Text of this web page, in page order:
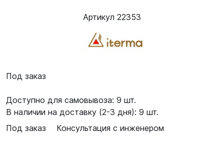
Артикул 22353
Под заказ
Доступно для самовывоза: 9 шт.
В наличии на доставку (2-3 дня): 9 шт.
Под заказ
Консультация с инженером